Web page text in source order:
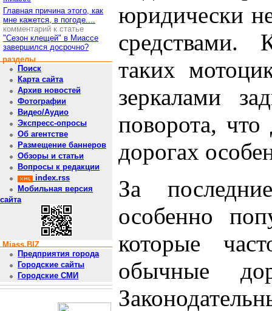
Главная причина этого, как
мне кажется, в погоде....
комментарий к статье
"Сезон клещей" в Миассе
завершился досрочно?
разделы
Поиск
Карта сайта
Архив новостей
Фотографии
Видео/Аудио
Экспресс-опросы
Об агентстве
Размещение баннеров
Обзоры и статьи
Вопросы к редакции
index.rss
Мобильная версия
сайта
Miass.BIZ
Предприятия города
Городские сайты
Городские СМИ
юридически
средствами.
таких
зеркалами
поворота, что
дорогах
За
особенно
которые
обычные